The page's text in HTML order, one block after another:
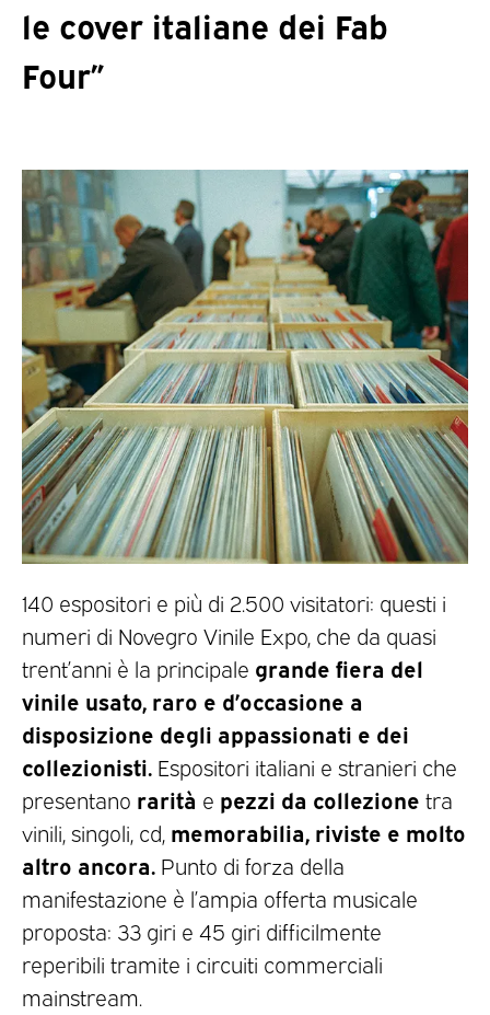
le cover italiane dei Fab
Four”
140 espositori e più di 2.500 visitatori: questi i
numeri di Novegro Vinile Expo, che da quasi
trent’anni è la principale grande fiera del
vinile usato, raro e d’occasione a
disposizione degli appassionati e dei
collezionisti. Espositori italiani e stranieri che
presentano rarità e pezzi da collezione tra
vinili, singoli, cd, memorabilia, riviste e molto
altro ancora. Punto di forza della
manifestazione è l’ampia offerta musicale
proposta: 33 giri e 45 giri difficilmente
reperibili tramite i circuiti commerciali
mainstream.